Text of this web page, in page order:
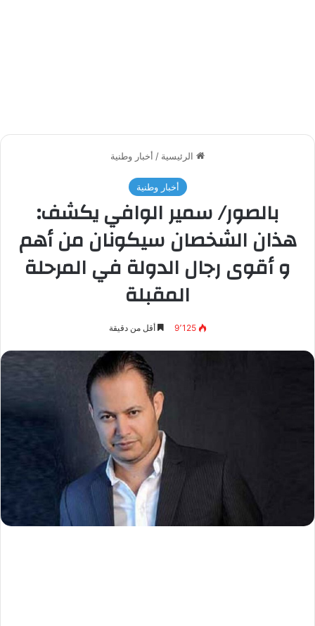
الرئيسية / أخبار وطنية
أخبار وطنية
بالصور/ سمير الوافي يكشف:
هذان الشخصان سيكونان من أهم
و أقوى رجال الدولة في المرحلة
المقبلة
9٬125 أقل من دقيقة